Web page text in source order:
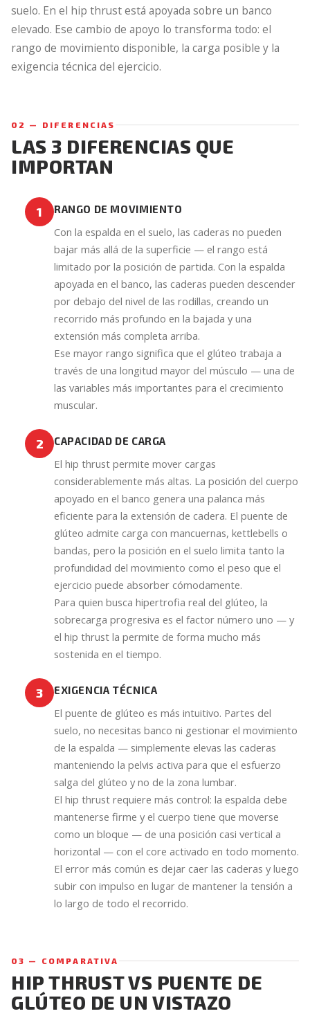
suelo. En el hip thrust está apoyada sobre un banco
elevado. Ese cambio de apoyo lo transforma todo: el
rango de movimiento disponible, la carga posible y la
exigencia técnica del ejercicio.
02 — DIFERENCIAS
LAS 3 DIFERENCIAS QUE
IMPORTAN
1 RANGO DE MOVIMIENTO
Con la espalda en el suelo, las caderas no pueden
bajar más allá de la superficie — el rango está
limitado por la posición de partida. Con la espalda
apoyada en el banco, las caderas pueden descender
por debajo del nivel de las rodillas, creando un
recorrido más profundo en la bajada y una
extensión más completa arriba.
Ese mayor rango significa que el glúteo trabaja a
través de una longitud mayor del músculo — una de
las variables más importantes para el crecimiento
muscular.
2 CAPACIDAD DE CARGA
El hip thrust permite mover cargas
considerablemente más altas. La posición del cuerpo
apoyado en el banco genera una palanca más
eficiente para la extensión de cadera. El puente de
glúteo admite carga con mancuernas, kettlebells o
bandas, pero la posición en el suelo limita tanto la
profundidad del movimiento como el peso que el
ejercicio puede absorber cómodamente.
Para quien busca hipertrofia real del glúteo, la
sobrecarga progresiva es el factor número uno — y
el hip thrust la permite de forma mucho más
sostenida en el tiempo.
3 EXIGENCIA TÉCNICA
El puente de glúteo es más intuitivo. Partes del
suelo, no necesitas banco ni gestionar el movimiento
de la espalda — simplemente elevas las caderas
manteniendo la pelvis activa para que el esfuerzo
salga del glúteo y no de la zona lumbar.
El hip thrust requiere más control: la espalda debe
mantenerse firme y el cuerpo tiene que moverse
como un bloque — de una posición casi vertical a
horizontal — con el core activado en todo momento.
El error más común es dejar caer las caderas y luego
subir con impulso en lugar de mantener la tensión a
lo largo de todo el recorrido.
03 — COMPARATIVA
HIP THRUST VS PUENTE DE
GLÚTEO DE UN VISTAZO